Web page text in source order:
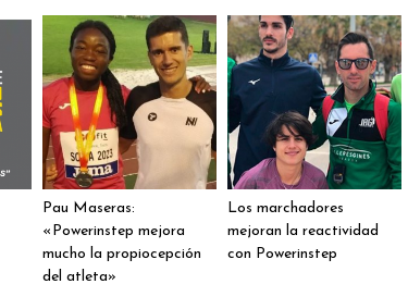
Pau Maseras:
«Powerinstep mejora
mucho la propiocepción
del atleta»
Los marchadores
mejoran la reactividad
con Powerinstep